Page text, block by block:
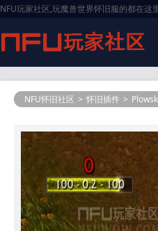
NFU玩家社区,玩魔兽世界怀旧服的都在这
NFU怀旧社区 > 怀旧插件 >